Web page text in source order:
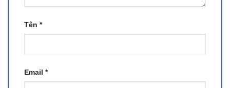
Tên *
Email *